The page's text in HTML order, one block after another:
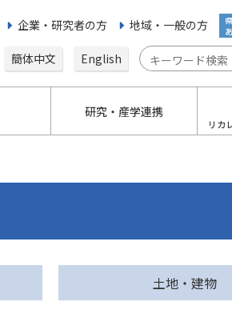
企業・研究者の方 地域・一般の方
簡体中文 English
研究・産学連携
リカ
土地・建物